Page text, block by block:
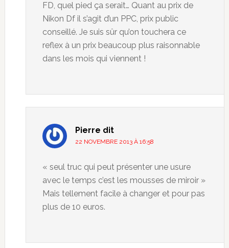
FD, quel pied ça serait… Quant au prix de
Nikon Df il s’agit d’un PPC, prix public
conseillé. Je suis sûr qu’on touchera ce
reflex à un prix beaucoup plus raisonnable
dans les mois qui viennent !
Pierre dit
22 NOVEMBRE 2013 À 16:58
« seul truc qui peut présenter une usure
avec le temps c’est les mousses de miroir »
Mais tellement facile à changer et pour pas
plus de 10 euros.